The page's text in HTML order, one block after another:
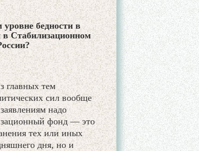
бедности в
Стабилизационном
главных тем
сил вообще
надо
фонд — это
тех или иных
дня, но и